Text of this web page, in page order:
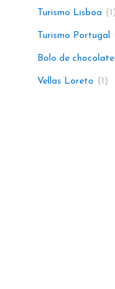
Turismo Lisboa 1
Turismo Portugal
Bolo de chocolate
Vellas Loreto 1